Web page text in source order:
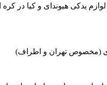
یدکی هیوندای و کیا در
(مخصوص تهران و اطراف)